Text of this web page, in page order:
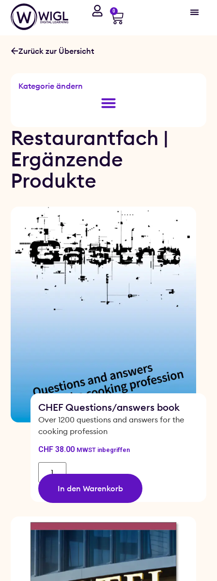
0
Zurück zur Übersicht
Kategorie ändern
Restaurantfach |
Ergänzende
Produkte
CHEF Questions/answers book
Over 1200 questions and answers for the
cooking profession
CHF38.00 MWST inbegriffen
In den Warenkorb